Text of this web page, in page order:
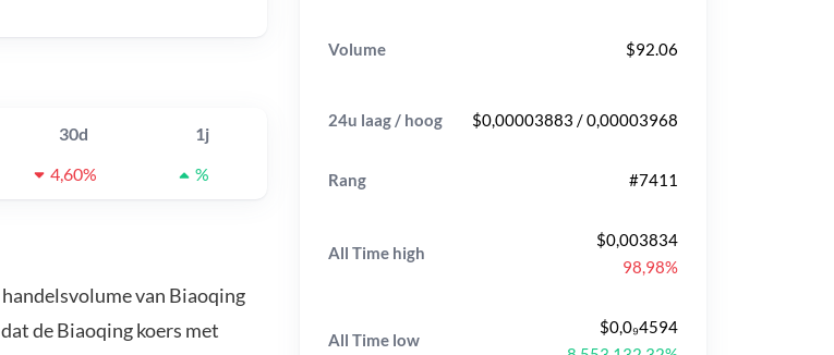
30d
1j
4,60% %
van Biaoqing
de Biaoqing koers met
Volume $92.06
24u laag / hoog $0,00003883 / 0,00003968
Rang #7411
All Time high
$0,003834
98,98%
All Time low
$0,0₉4594